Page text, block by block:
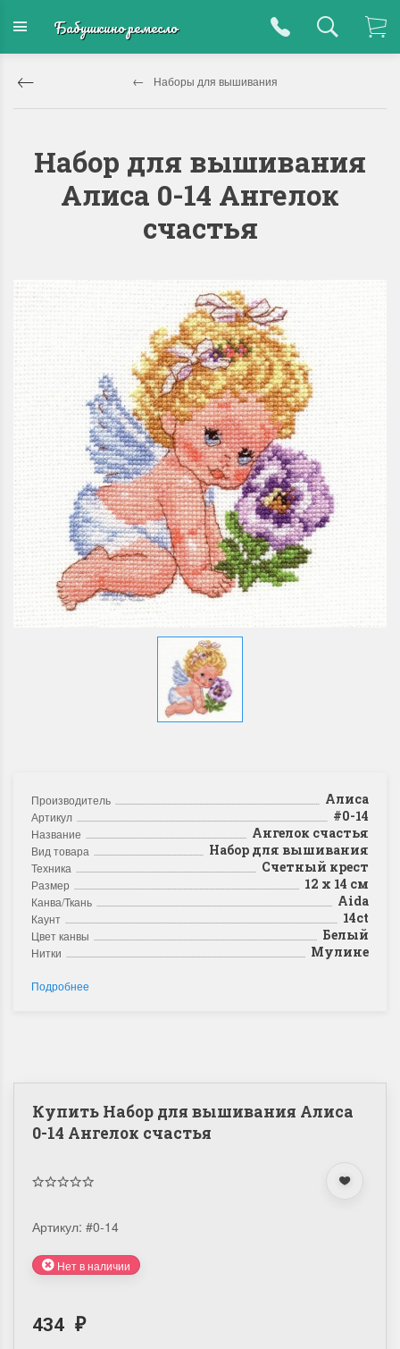
Бабушкино ремесло
Наборы для вышивания
Набор для вышивания
Алиса 0-14 Ангелок
счастья
Производитель Алиса
Артикул #0-14
Название Ангелок счастья
Вид товара Набор для вышивания
Техника Счетный крест
Размер 12 x 14 см
Канва/Ткань Aida
Каунт 14ct
Цвет канвы Белый
Нитки Мулине
Подробнее
Купить Набор для вышивания Алиса
0-14 Ангелок счастья
Артикул: #0-14
Нет в наличии
434 ₽